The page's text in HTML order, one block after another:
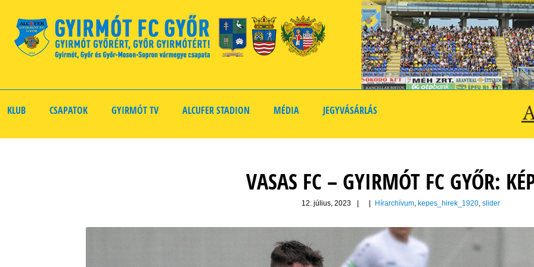
KLUB CSAPATOK GYIRMÓT TV ALCUFER STADION MÉDIA JEGYVÁSÁRLÁS
VASAS FC – GYIRMÓT FC GYŐR:
12. július, 2023 Hírarchívum, kepes_hirek_1920, slider